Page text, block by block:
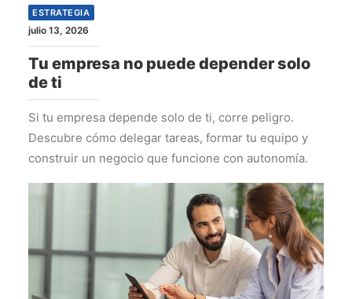
ESTRATEGIA
julio 13, 2026
Tu empresa no puede depender solo
de ti
Si tu empresa depende solo de ti, corre peligro.
Descubre cómo delegar tareas, formar tu equipo y
construir un negocio que funcione con autonomía.